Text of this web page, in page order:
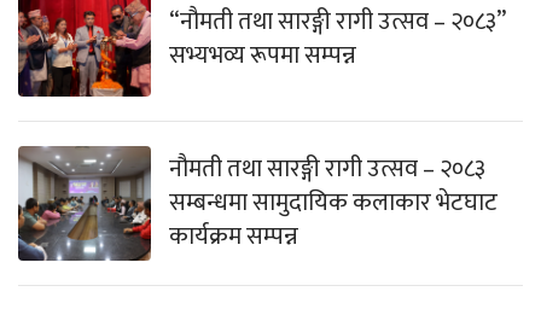
“नौमती तथा सारङ्गी रागी उत्सव – २०८३”
सभ्यभव्य रूपमा सम्पन्न
नौमती तथा सारङ्गी रागी उत्सव – २०८३
सम्बन्धमा सामुदायिक कलाकार भेटघाट
कार्यक्रम सम्पन्न